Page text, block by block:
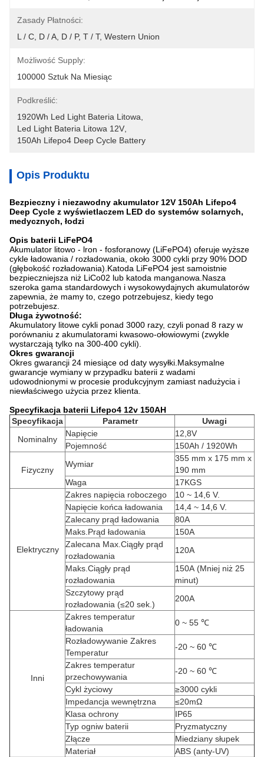
Zasady Płatności:
L / C, D / A, D / P, T / T, Western Union
Możliwość Supply:
100000 Sztuk Na Miesiąc
Podkreślić:
1920Wh Led Light Bateria Litowa
Led Light Bateria Litowa 12V
150Ah Lifepo4 Deep Cycle Battery
Opis Produktu
Bezpieczny i niezawodny akumulator 12V 150Ah Lifepo4
Deep Cycle z wyświetlaczem LED do systemów solarnych,
medycznych, łodzi
Opis baterii LiFePO4
Akumulator litowo - lron - fosforanowy (LiFePO4) oferuje wyższe
cykle ładowania / rozładowania, około 3000 cykli przy 90% DOD
(głębokość rozładowania).Katoda LiFePO4 jest samoistnie
bezpieczniejsza niż LiCo02 lub katoda manganowa.Nasza
szeroka gama standardowych i wysokowydajnych akumulatorów
zapewnia, że ​​mamy to, czego potrzebujesz, kiedy tego
potrzebujesz.
Długa żywotność:
Akumulatory litowe cykli ponad 3000 razy, czyli ponad 8 razy w
porównaniu z akumulatorami kwasowo-ołowiowymi (zwykle
wystarczają tylko na 300-400 cykli).
Okres gwarancji
Okres gwarancji 24 miesiące od daty wysyłki.Maksymalne
gwarancje wymiany w przypadku baterii z wadami
udowodnionymi w procesie produkcyjnym zamiast nadużycia i
niewłaściwego użycia przez klienta.
Specyfikacja baterii Lifepo4 12v 150AH
Specyfikacja
Parametr
Uwagi
Nominalny
Napięcie
12,8V
Pojemność
150Ah / 1920Wh
Fizyczny
Wymiar
355 mm x 175 mm x
190 mm
Waga
17KGS
Elektryczny
Zakres napięcia roboczego
10 ~ 14,6 V.
Napięcie końca ładowania
14,4 ~ 14,6 V.
Zalecany prąd ładowania
80A
Maks.Prąd ładowania
150A
Zalecana Max.Ciągły prąd
rozładowania
120A
Maks.Ciągły prąd
rozładowania
150A (Mniej niż 25
minut)
Szczytowy prąd
rozładowania (≤20 sek.)
200A
Inni
Zakres temperatur
ładowania
0 ~ 55 ℃
Rozładowywanie Zakres
Temperatur
-20 ~ 60 ℃
Zakres temperatur
przechowywania
-20 ~ 60 ℃
Cykl życiowy
≥3000 cykli
Impedancja wewnętrzna
≤20mΩ
Klasa ochrony
IP65
Typ ogniw baterii
Pryzmatyczny
Złącze
Miedziany słupek
Materiał
ABS (anty-UV)